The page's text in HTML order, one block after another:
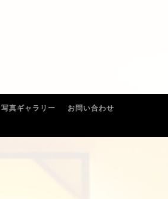
写真ギャラリー
お問い合わせ